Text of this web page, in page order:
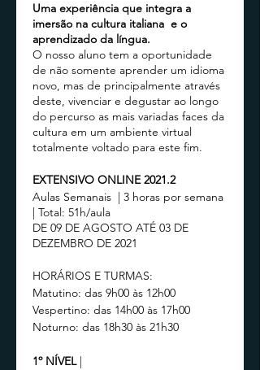
Uma experiência que integra a
imersão na cultura italiana e o
aprendizado da língua.
O nosso aluno tem a oportunidade
de não somente aprender um idioma
novo, mas de principalmente através
deste, vivenciar e degustar ao longo
do percurso as mais variadas faces da
cultura em um ambiente virtual
totalmente voltado para este fim.
EXTENSIVO ONLINE 2021.2
Aulas Semanais | 3 horas por semana
| Total: 51h/aula
DE 09 DE AGOSTO ATÉ 03 DE
DEZEMBRO DE 2021
HORÁRIOS E TURMAS:
Matutino: das 9h00 às 12h00
Vespertino: das 14h00 às 17h00
Noturno: das 18h30 às 21h30
1º NÍVEL |